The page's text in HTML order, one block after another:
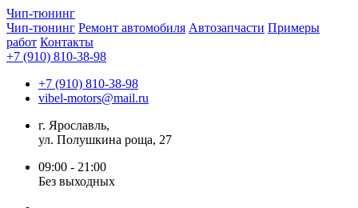
Чип-тюнинг
Чип-тюнинг Ремонт автомобиля Автозапчасти Примеры
работ Контакты
+7 (910) 810-38-98
+7 (910) 810-38-98
vibel-motors@mail.ru
г. Ярославль,
ул. Полушкина роща, 27
09:00 - 21:00
Без выходных